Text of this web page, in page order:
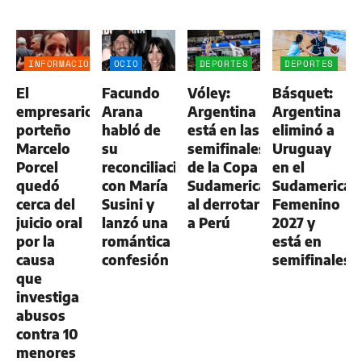
INFORMACIÓN
El
empresario
porteño
Marcelo
Porcel
quedó
cerca del
juicio oral
por la
causa
que
investiga
abusos
contra 10
menores
OCIO
Facundo
Arana
habló de
su
reconciliación
con María
Susini y
lanzó una
romántica
confesión
DEPORTES
Vóley:
Argentina
está en las
semifinales
de la Copa
Sudamericana
al derrotar
a Perú
DEPORTES
Básquet:
Argentina
eliminó a
Uruguay
en el
Femenino
2027 y
está en
semifinales